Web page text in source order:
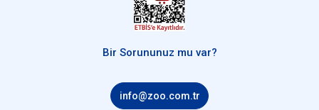
Bir Sorununuz mu var?
info@zoo.com.tr